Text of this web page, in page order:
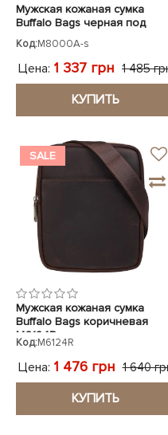
Мужская кожаная сумка
Buffalo Bags черная под
крокодила
Код:M8000A-s
Цена: 1 337 грн 1 485
КУПИТЬ
SALE
Мужская кожаная сумка
Buffalo Bags коричневая
M6124R
Код:M6124R
Цена: 1 476 грн 1 640
КУПИТЬ